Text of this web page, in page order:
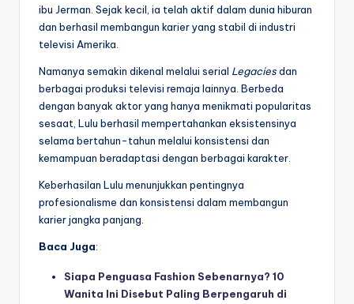
ibu Jerman. Sejak kecil, ia telah aktif dalam dunia hiburan
dan berhasil membangun karier yang stabil di industri
televisi Amerika.
Namanya semakin dikenal melalui serial Legaciesdan
berbagai produksi televisi remaja lainnya. Berbeda
dengan banyak aktor yang hanya menikmati popularitas
sesaat, Lulu berhasil mempertahankan eksistensinya
selama bertahun-tahun melalui konsistensi dan
kemampuan beradaptasi dengan berbagai karakter.
Keberhasilan Lulu menunjukkan pentingnya
profesionalisme dan konsistensi dalam membangun
karier jangka panjang.
Baca Juga:
Siapa Penguasa Fashion Sebenarnya? 10
Wanita Ini Disebut Paling Berpengaruh di